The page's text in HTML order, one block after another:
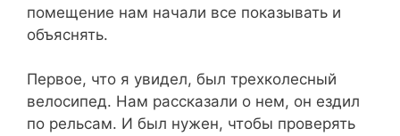
помещение нам начали все показывать и
объяснять.
Первое, что я увидел, был трехколесный
велосипед. Нам рассказали о нем, он ездил
по рельсам. И был нужен, чтобы проверять